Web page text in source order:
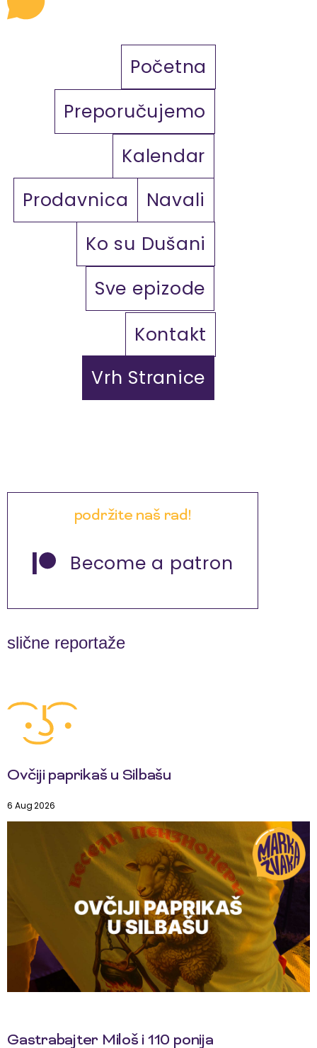
Početna
Preporučujemo
Kalendar
Prodavnica
Navali
Ko su Dušani
Sve epizode
Kontakt
Vrh Stranice
podržite naš rad!
Become a patron
slične reportaže
Ovčiji paprikaš u Silbašu
6 Aug 2026
Gastrabajter Miloš i 110 ponija